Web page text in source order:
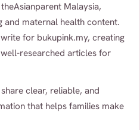
Malaysia,
and maternal health content.
for bukupink.my, creating
researched articles for
clear, reliable, and
that helps families make